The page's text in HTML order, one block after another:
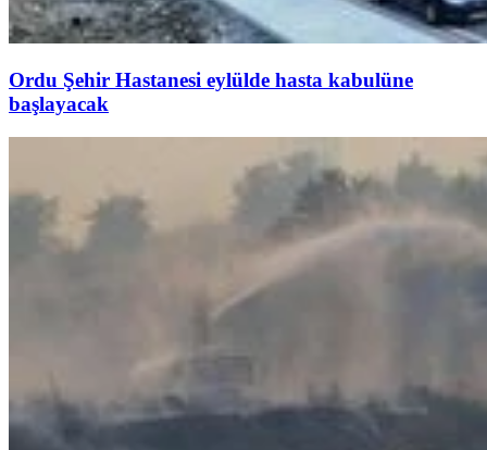
Ordu Şehir Hastanesi eylülde hasta kabulüne
başlayacak